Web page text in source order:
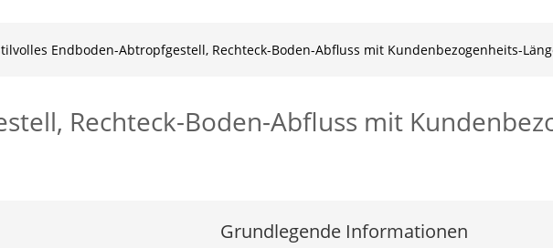
Endboden-Abtropfgestell, Rechteck-Boden-Abfluss mit Kundenbezogenheits-
Rechteck-Boden-Abfluss mit
Grundlegende Informationen